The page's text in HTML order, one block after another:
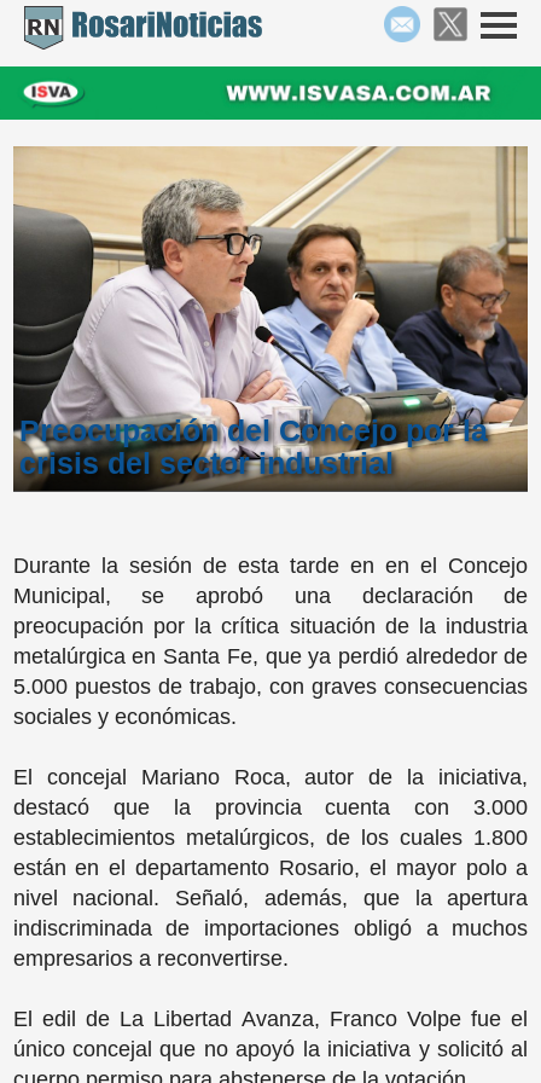
Preocupación del Concejo por la
crisis del sector industrial
Durante la sesión de esta tarde en en el Concejo
Municipal, se aprobó una declaración de
preocupación por la crítica situación de la industria
metalúrgica en Santa Fe, que ya perdió alrededor de
5.000 puestos de trabajo, con graves consecuencias
sociales y económicas.
El concejal Mariano Roca, autor de la iniciativa,
destacó que la provincia cuenta con 3.000
establecimientos metalúrgicos, de los cuales 1.800
están en el departamento Rosario, el mayor polo a
nivel nacional. Señaló, además, que la apertura
indiscriminada de importaciones obligó a muchos
empresarios a reconvertirse.
El edil de La Libertad Avanza, Franco Volpe fue el
único concejal que no apoyó la iniciativa y solicitó al